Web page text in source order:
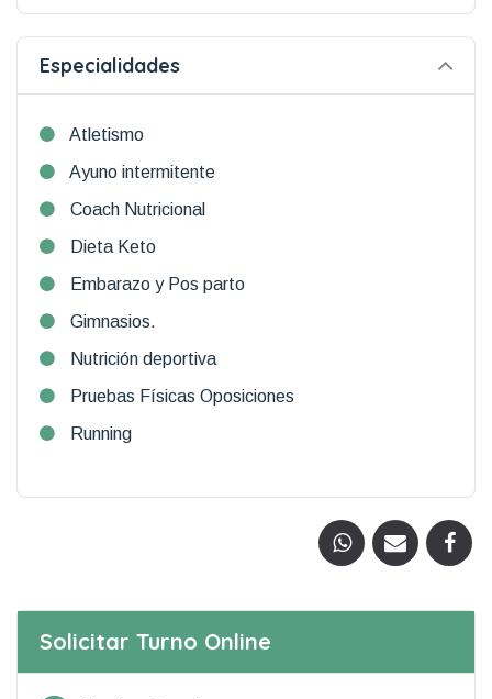
Especialidades
Atletismo
Ayuno intermitente
Coach Nutricional
Dieta Keto
Embarazo y Pos parto
Gimnasios.
Nutrición deportiva
Pruebas Físicas Oposiciones
Running
Solicitar Turno Online